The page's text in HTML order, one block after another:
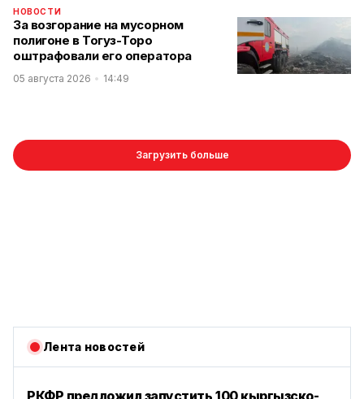
НОВОСТИ
За возгорание на мусорном
полигоне в Тогуз-Торо
оштрафовали его оператора
05 августа 2026 14:49
Загрузить больше
Лента новостей